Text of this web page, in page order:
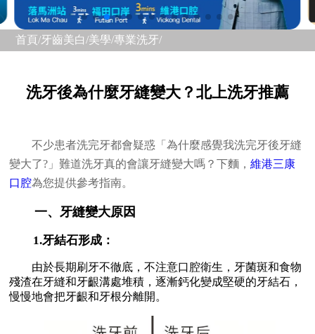
首頁/牙齒美白/美學/專業洗牙/
洗牙後為什麼牙縫變大？北上洗牙推薦
不少患者洗完牙都會疑惑「為什麼感覺我洗完牙後牙縫
變大了?」難道洗牙真的會讓牙縫變大嗎？下麵，維港三康
口腔為您提供參考指南。
一、牙縫變大原因
1.牙結石形成：
由於長期刷牙不徹底，不注意口腔衛生，牙菌斑和食物
殘渣在牙縫和牙齦溝處堆積，逐漸鈣化變成堅硬的牙結石，
慢慢地會把牙齦和牙根分離開。